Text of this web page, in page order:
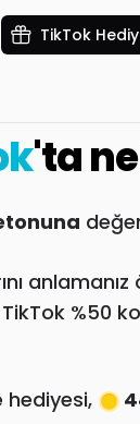
TikTok
'ta
%50
hediyesi,